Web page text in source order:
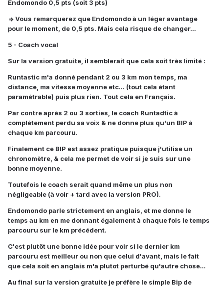
Endomondo 0,5 pts (soit 3 pts)
=> Vous remarquerez que Endomondo à un léger avantage
pour le moment, de 0,5 pts. Mais cela risque de changer...
5 - Coach vocal
Sur la version gratuite, il semblerait que cela soit très limité :
Runtastic m'a donné pendant 2 ou 3 km mon temps, ma
distance, ma vitesse moyenne etc... (tout cela étant
paramétrable) puis plus rien. Tout cela en Français.
Par contre après 2 ou 3 sorties, le coach Runtadtic à
complétement perdu sa voix & ne donne plus qu'un BIP à
chaque km parcouru.
Finalement ce BIP est assez pratique puisque j'utilise un
chronomètre, & cela me permet de voir si je suis sur une
bonne moyenne.
Toutefois le coach serait quand même un plus non
négligeable (à voir + tard avec la version PRO).
Endomondo parle strictement en anglais, et me donne le
temps au km en me donnant également à chaque fois le temps
parcouru sur le km précédent.
C'est plutôt une bonne idée pour voir si le dernier km
parcouru est meilleur ou non que celui d'avant, mais le fait
que cela soit en anglais m'a plutot perturbé qu'autre chose...
Au final sur la version gratuite je préfère le simple Bip de